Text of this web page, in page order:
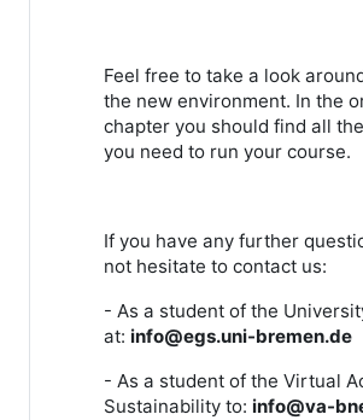
Feel free to take a look
the new environment. In the
chapter you should find all
you need to run your course.
If you have any further
not hesitate to contact us:
- As a student of the
at: info@egs.uni-bremen.de
- As a student of the Virtual
Sustainability to: info@va-